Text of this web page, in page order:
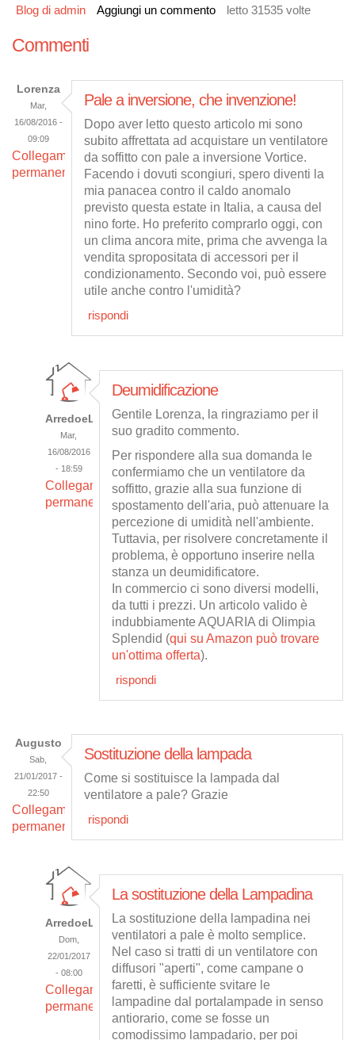
Blog di admin Aggiungi un commento letto 31535 volte
Commenti
Lorenza
Mar,
16/08/2016 -
09:09
Collegamento
permanente
Pale a inversione, che invenzione!
Dopo aver letto questo articolo mi sono
subito affrettata ad acquistare un ventilatore
da soffitto con pale a inversione Vortice.
Facendo i dovuti scongiuri, spero diventi la
mia panacea contro il caldo anomalo
previsto questa estate in Italia, a causa del
nino forte. Ho preferito comprarlo oggi, con
un clima ancora mite, prima che avvenga la
vendita spropositata di accessori per il
condizionamento. Secondo voi, può essere
utile anche contro l'umidità?
rispondi
ArredoeLuce
Mar,
16/08/2016
- 18:59
Collegamento
permanente
Deumidificazione
Gentile Lorenza, la ringraziamo per il
suo gradito commento.
Per rispondere alla sua domanda le
confermiamo che un ventilatore da
soffitto, grazie alla sua funzione di
spostamento dell'aria, può attenuare la
percezione di umidità nell'ambiente.
Tuttavia, per risolvere concretamente il
problema, è opportuno inserire nella
stanza un deumidificatore.
In commercio ci sono diversi modelli,
da tutti i prezzi. Un articolo valido è
indubbiamente AQUARIA di Olimpia
Splendid (qui su Amazon può trovare
un'ottima offerta).
rispondi
Augusto
Sab,
21/01/2017 -
22:50
Collegamento
permanente
Sostituzione della lampada
Come si sostituisce la lampada dal
ventilatore a pale? Grazie
rispondi
ArredoeLuce
Dom,
22/01/2017
- 08:00
Collegamento
permanente
La sostituzione della Lampadina
La sostituzione della lampadina nei
ventilatori a pale è molto semplice.
Nel caso si tratti di un ventilatore con
diffusori "aperti", come campane o
faretti, è sufficiente svitare le
lampadine dal portalampade in senso
antiorario, come se fosse un
comodissimo lampadario, per poi